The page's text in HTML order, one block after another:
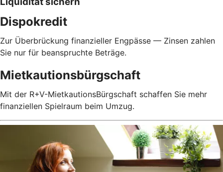
Dispokredit
Zur Überbrückung finanzieller Engpässe — Zinsen zahlen
Sie nur für beanspruchte Beträge.
Mietkautionsbürgschaft
Mit der R+V-MietkautionsBürgschaft schaffen Sie mehr
finanziellen Spielraum beim Umzug.